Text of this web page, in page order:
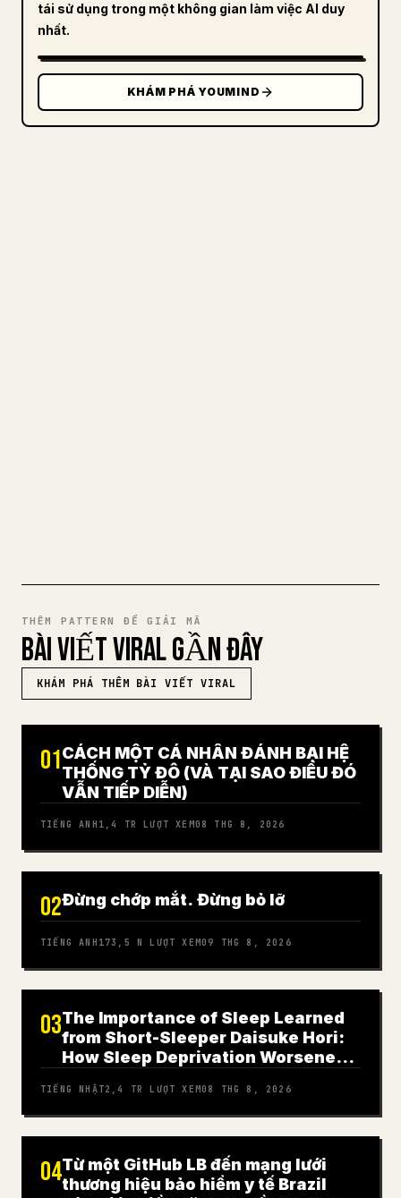
tái sử dụng trong một không gian làm việc AI duy
nhất.
KHÁM PHÁ YOUMIND
THÊM PATTERN ĐỂ GIẢI MÃ
BÀI VIẾT VIRAL GẦN ĐÂY
KHÁM PHÁ THÊM BÀI VIẾT VIRAL
01CÁCH MỘT CÁ NHÂN ĐÁNH BẠI HỆ
THỐNG TỶ ĐÔ (VÀ TẠI SAO ĐIỀU ĐÓ
VẪN TIẾP DIỄN)
TIẾNG ANH 1,4 TR LƯỢT XEM08 THG 8, 2026
02Đừng chớp mắt. Đừng bỏ lỡ
TIẾNG ANH 173,5 N LƯỢT XEM09 THG 8, 2026
03The Importance of Sleep Learned
from Short-Sleeper Daisuke Hori:
How Sleep Deprivation Worsened
TIẾNG NHẬT2,4 TR LƯỢT XEM08 THG 8, 2026
04Từ một GitHub LB đến mạng lưới
thương hiệu bảo hiểm y tế Brazil